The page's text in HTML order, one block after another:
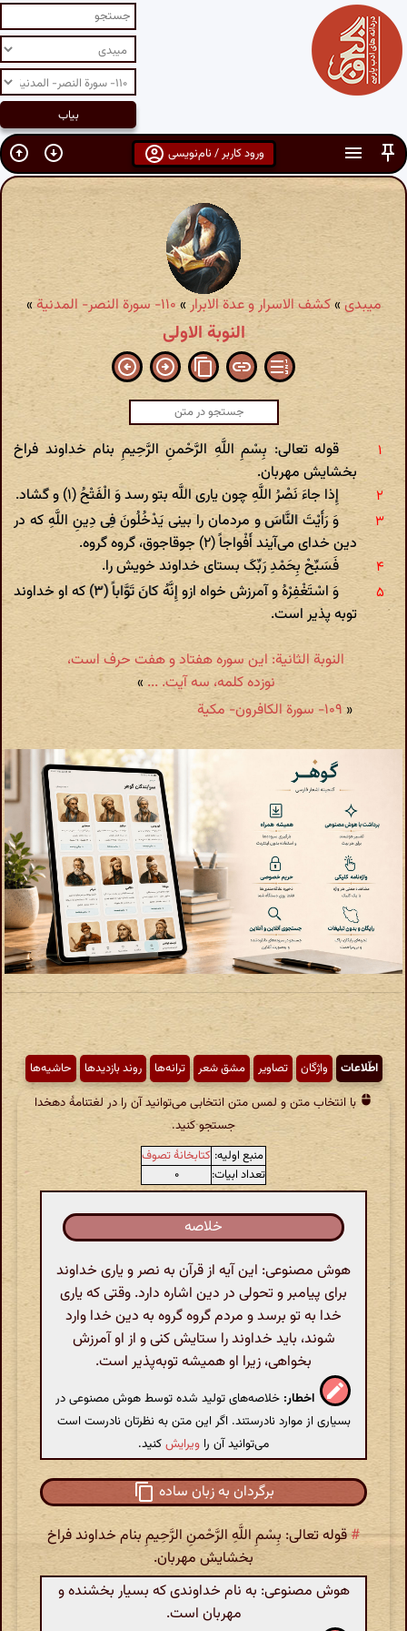
ورود کاربر / نام‌نویسی
میبدی»کشف الاسرار و عدة الابرار» ۱۱۰- سورة النصر- المدنیة »
النوبة الاولى
قوله تعالی: بِسْمِ اللَّهِ الرَّحْمنِ الرَّحِیمِ بنام خداوند فراخ
بخشایش مهربان.
إِذا جاءَ نَصْرُ اللَّهِ چون یاری اللَّه بتو رسد وَ الْفَتْحُ (۱) و گشاد.
وَ رَأَیْتَ النَّاسَ و مردمان را بینی یَدْخُلُونَ فِی دِینِ اللَّهِ که در
دین خدای می‌آیند أَفْواجاً (۲) جوقاجوق، گروه گروه.
فَسَبِّحْ بِحَمْدِ رَبِّکَ بستای خداوند خویش را.
وَ اسْتَغْفِرْهُ و آمرزش خواه ازو إِنَّهُ کانَ تَوَّاباً (۳) که او خداوند
توبه پذیر است.
النوبة الثانیة: این سوره هفتاد و هفت حرف است،
نوزده کلمه، سه آیت. ...»
« ۱۰۹- سورة الکافرون- مکیة
اطّلاعات واژگان تصاویر مشق شعر ترانه‌ها روند بازدیدها حاشیه‌ها
با انتخاب متن و لمس متن انتخابی می‌توانید آن را در لغتنامهٔ دهخدا
جستجو کنید.
منبع اولیه: کتابخانهٔ تصوف
تعداد ابیات:
۰
خلاصه
هوش مصنوعی: این آیه از قرآن به نصر و یاری خداوند
برای پیامبر و تحولی در دین اشاره دارد. وقتی که یاری
خدا به تو برسد و مردم گروه گروه به دین خدا وارد
شوند، باید خداوند را ستایش کنی و از او آمرزش
بخواهی، زیرا او همیشه توبه‌پذیر است.
اخطار: خلاصه‌های تولید شده توسط هوش مصنوعی در
بسیاری از موارد نادرستند. اگر این متن به نظرتان نادرست است
می‌توانید آن را ویرایشکنید.
برگردان به زبان ساده
#قوله تعالی: بِسْمِ اللَّهِ الرَّحْمنِ الرَّحِیمِ بنام خداوند فراخ
بخشایش مهربان.
هوش مصنوعی: به نام خداوندی که بسیار بخشنده و
مهربان است.